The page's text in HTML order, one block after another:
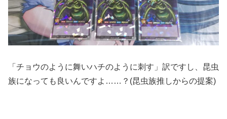
「チョウのように舞いハチのように刺す」訳ですし、昆虫
族になっても良いんですよ……？(昆虫族推しからの提案)